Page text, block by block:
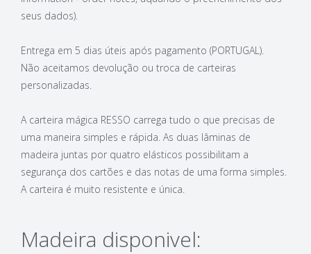
seus dados).
Entrega em 5 dias úteis após pagamento (PORTUGAL).
Não aceitamos devolução ou troca de carteiras
personalizadas.
A carteira mágica RESSO carrega tudo o que precisas de
uma maneira simples e rápida. As duas lâminas de
madeira juntas por quatro elásticos possibilitam a
segurança dos cartões e das notas de uma forma simples.
A carteira é muito resistente e única.
Madeira disponivel: